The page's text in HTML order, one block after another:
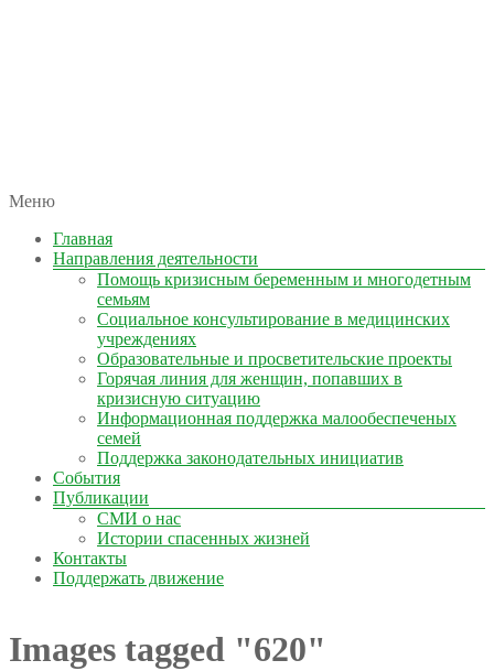
КОЛЫМА — ЗА ЖИЗНЬ
автономная некоммерческая организация
Меню
Главная
Направления деятельности
Помощь кризисным беременным и многодетным
семьям
Социальное консультирование в медицинских
учреждениях
Образовательные и просветительские проекты
Горячая линия для женщин, попавших в
кризисную ситуацию
Информационная поддержка малообеспеченых
семей
Поддержка законодательных инициатив
События
Публикации
СМИ о нас
Истории спасенных жизней
Контакты
Поддержать движение
Images tagged "620"